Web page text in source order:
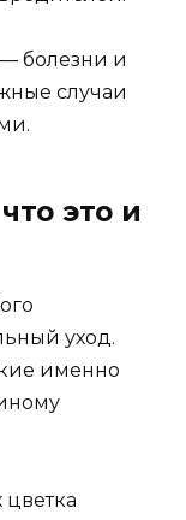
— болезни и
случаи
это и
уход.
именно